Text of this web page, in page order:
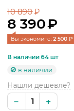
10 890₽
8 390₽
Вы экономите: 2 500 ₽
В наличии 64 шт
в наличии
Нашли дешевле?
+
−
ЛАМПОЧКИ
ПРЕДМЕТЫ